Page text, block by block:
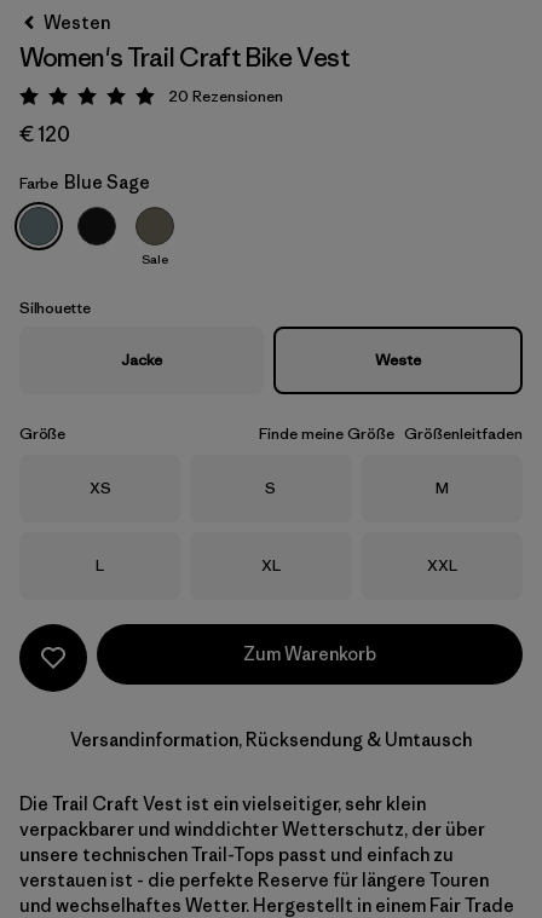
Blue Sage
Westen
Women's Trail Craft Bike Vest
Bewertung: 5 / 5
20 Rezensionen
€ 120
Farbe Blue Sage
Sale
Silhouette
Jacke Weste
Größe Finde meine Größe Größenleitfaden
Größe
XS Größe
S Größe
M
Größe
L Größe
XL Größe
XXL
Zum Warenkorb
Versandinformation, Rücksendung & Umtausch
Die Trail Craft Vest ist ein vielseitiger, sehr klein
verpackbarer und winddichter Wetterschutz, der über
unsere technischen Trail-Tops passt und einfach zu
verstauen ist - die perfekte Reserve für längere Touren
und wechselhaftes Wetter. Hergestellt in einem Fair Trade